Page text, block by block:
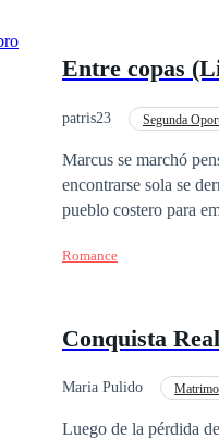
Entre copas
patris23 Segunda
Marcus se marchó
encontrarse sola se derrumbó. Tardó cerca de un año en volver a encaminar su
pueblo costero para empezar
Romance
Conquista
Maria Pulido
Luego de la pérdida